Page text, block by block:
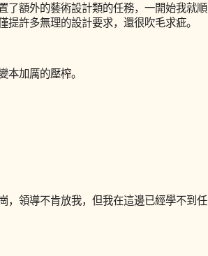
了額外的藝術設計類的任務，一開始我就順
許多無理的設計要求，還很吹毛求疵。
本加厲的壓榨。
，領導不肯放我，但我在這邊已經學不到任